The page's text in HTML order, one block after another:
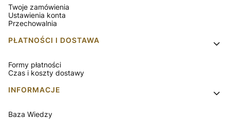
Twoje zamówienia
Ustawienia konta
Przechowalnia
PŁATNOŚCI I DOSTAWA
Formy płatności
Czas i koszty dostawy
INFORMACJE
Baza Wiedzy